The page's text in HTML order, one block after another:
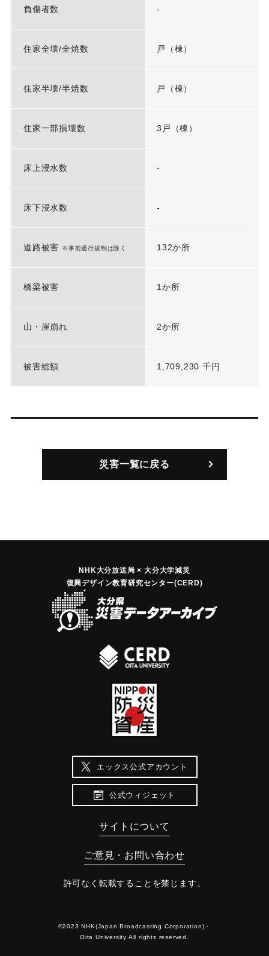
負傷者数 -
住家全壊/全焼数 戸（棟）
住家半壊/半焼数 戸（棟）
住家一部損壊数 3戸（棟）
床上浸水数 -
床下浸水数 -
道路被害 ※事前通行規制は除く 132か所
橋梁被害 1か所
山・崖崩れ 2か所
被害総額 1,709,230 千円
災害一覧に戻る
NHK大分放送局 × 大分大学減災
復興デザイン教育研究センター(CERD)
エックス公式アカウント
公式ウィジェット
サイトについて
ご意見・お問い合わせ
許可なく転載することを禁じます。
©2023 NHK(Japan Broadcasting Corporation)・
Oita University All rights reserved.